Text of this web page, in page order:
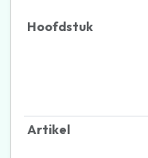
Hoofdstuk
Artikel